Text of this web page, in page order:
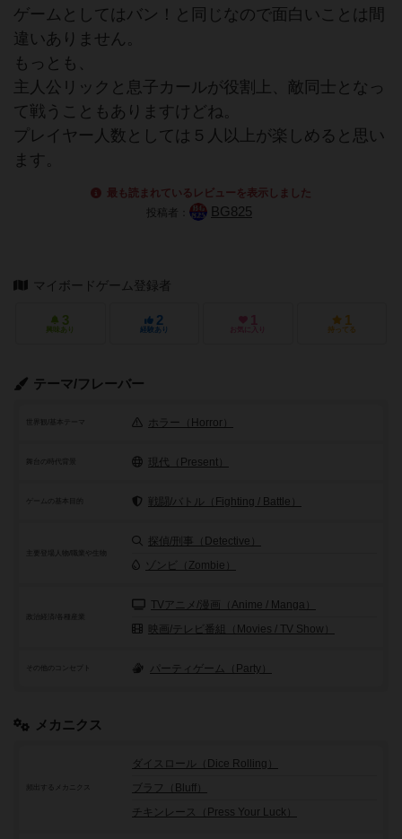
ゲームとしてはバン！と同じなので面白いことは間
違いありません。
もっとも、
主人公リックと息子カールが役割上、敵同士となっ
て戦うこともありますけどね。
プレイヤー人数としては５人以上が楽しめると思い
ます。
最も読まれているレビューを表示しました
投稿者：
BG825
マイボードゲーム登録者
3
興味あり
2
経験あり
1
お気に入り
1
持ってる
テーマ/フレーバー
世界観/基本テーマ ホラー（Horror）
舞台の時代背景 現代（Present）
ゲームの基本目的 戦闘/バトル（Fighting / Battle）
探偵/刑事（Detective）
ゾンビ（Zombie）
政治経済/各種産業
TVアニメ/漫画（Anime / Manga）
映画/テレビ番組（Movies / TV Show）
その他のコンセプト パーティゲーム（Party）
メカニクス
頻出するメカニクス
ダイスロール（Dice Rolling）
ブラフ（Bluff）
チキンレース（Press Your Luck）